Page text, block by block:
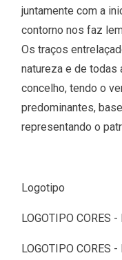
juntamente com a
contorno nos faz
Os traços
natureza e de todas
concelho, tendo o
predominantes,
representando o
Logotipo
LOGOTIPO CORES
LOGOTIPO CORES